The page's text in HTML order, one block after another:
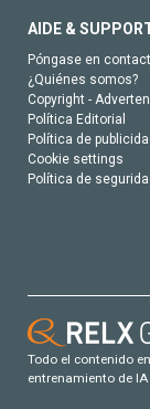
AIDE &
Póngase en
¿Quiénes somos?
Copyright -
Política Editorial
Política de
Cookie settings
Política de
Todo el contenido
entrenamiento de